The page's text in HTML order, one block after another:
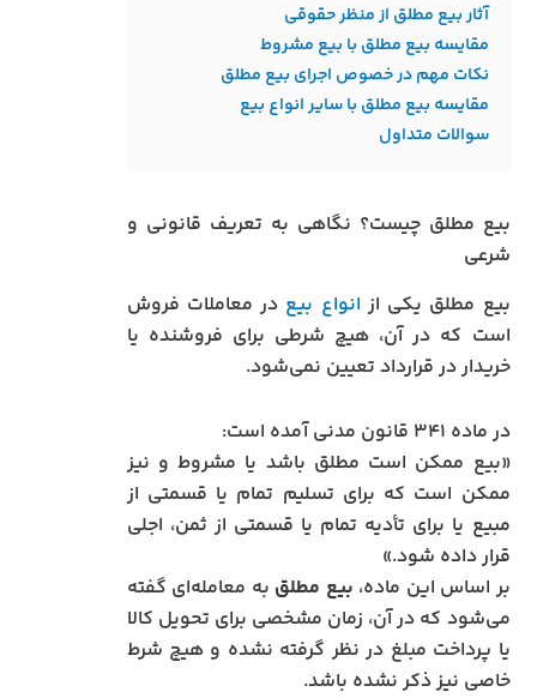
آثار بیع مطلق از منظر حقوقی
مقایسه بیع مطلق با بیع مشروط
نکات مهم در خصوص اجرای بیع مطلق
مقایسه بیع مطلق با سایر انواع بیع
سوالات متداول
بیع مطلق چیست؟ نگاهی به تعریف قانونی و
شرعی
بیع مطلق یکی از انواع بیع در معاملات فروش
است که در آن، هیچ شرطی برای فروشنده یا
خریدار در قرارداد تعیین نمی‌شود.
در ماده ۳۴۱ قانون مدنی آمده است:
«بیع ممکن است مطلق باشد یا مشروط و نیز
ممکن است که برای تسلیم تمام یا قسمتی از
مبیع یا برای تأدیه تمام یا قسمتی از ثمن، اجلی
قرار داده شود.»
بر اساس این ماده، بیع مطلق به معامله‌ای گفته
می‌شود که در آن، زمان مشخصی برای تحویل کالا
یا پرداخت مبلغ در نظر گرفته نشده و هیچ شرط
خاصی نیز ذکر نشده باشد.